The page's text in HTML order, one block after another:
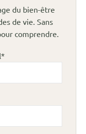
du bien-être
de vie. Sans
comprendre.